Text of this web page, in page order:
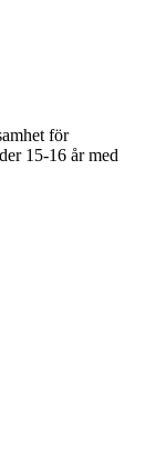
för
15-16 år med